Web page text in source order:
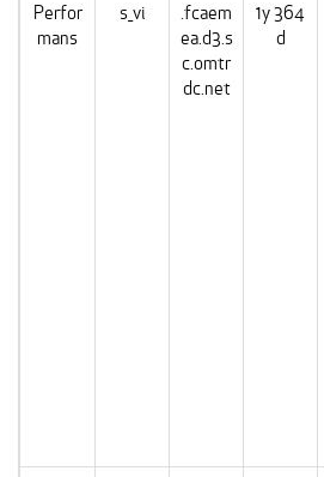
Perfor
mans
s_vi
.fcaem
ea.d3.s
c.omtr
dc.net
1y 364
d